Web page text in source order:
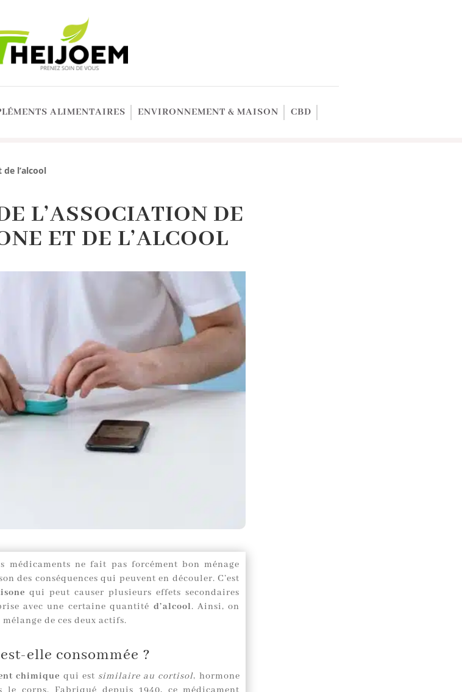
ALIMENTAIRES ENVIRONNEMENT & MAISON CBD
l’alcool
L’ASSOCIATION DE
ET DE L’ALCOOL
médicaments ne fait pas forcément bon ménage
des conséquences qui peuvent en découler. C’est
qui peut causer plusieurs effets secondaires
avec une certaine quantité d’alcool. Ainsi, on
de ces deux actifs.
elle consommée ?
chimique qui est similaire au cortisol, hormone